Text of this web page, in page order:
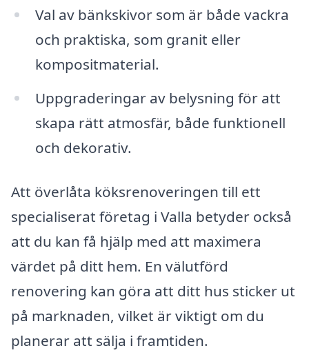
Val av bänkskivor som är både vackra
och praktiska, som granit eller
kompositmaterial.
Uppgraderingar av belysning för att
skapa rätt atmosfär, både funktionell
och dekorativ.
Att överlåta köksrenoveringen till ett
specialiserat företag i Valla betyder också
att du kan få hjälp med att maximera
värdet på ditt hem. En välutförd
renovering kan göra att ditt hus sticker ut
på marknaden, vilket är viktigt om du
planerar att sälja i framtiden.